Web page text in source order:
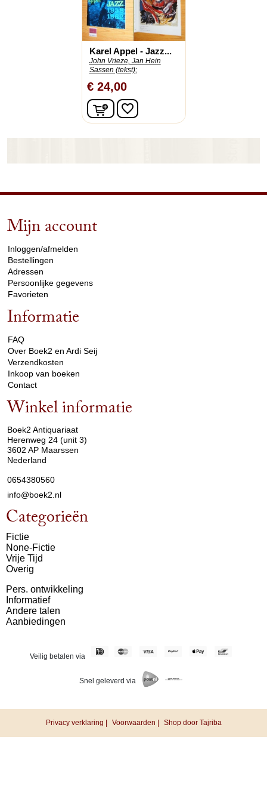
Karel Appel - Jazz...
John Vrieze, Jan Hein
Sassen (tekst);
€ 24,00
In winkelwagen
favorite_border
Mijn account
Inloggen/afmelden
Bestellingen
Adressen
Persoonlijke gegevens
Favorieten
Informatie
FAQ
Over Boek2 en Ardi Seij
Verzendkosten
Inkoop van boeken
Contact
Winkel informatie
Boek2 Antiquariaat
Herenweg 24 (unit 3)
3602 AP Maarssen
Nederland
0654380560
info@boek2.nl
Categorieën
Fictie
None-Fictie
Vrije Tijd
Overig
Pers. ontwikkeling
Informatief
Andere talen
Aanbiedingen
Veilig betalen via
Snel geleverd via
Privacy verklaring | Voorwaarden | Shop door Tajriba